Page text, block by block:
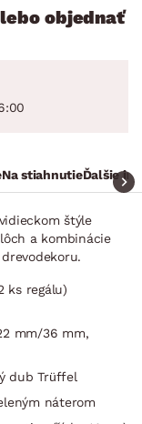
objednať
Na stiahnutieĎalšie
štýle
a kombinácie
ks regálu)
mm/36 mm,
dub Trüffel
náterom